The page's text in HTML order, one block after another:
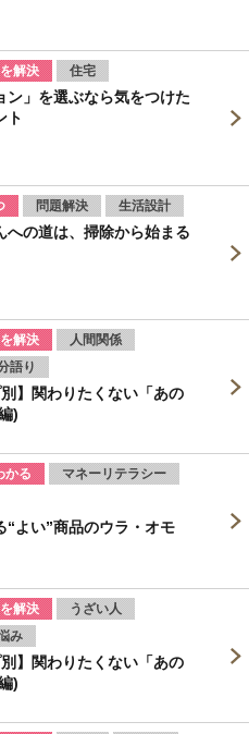
解決 住宅
ン」を選ぶなら気をつけた
ト
問題解決 生活設計
への道は、掃除から始まる
解決
人間関係
語り
別】関わりたくない「あの
)
かる
マネーリテラシー
“よい”商品のウラ・オモ
解決
うざい人
み
別】関わりたくない「あの
)